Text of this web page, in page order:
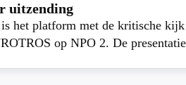
uitzending
het platform met de kritische
op NPO 2. De